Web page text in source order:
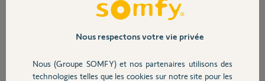
Sécurité
je suis dans la configuration (page 27 de la notice) centrale
transmetteur RTC avec accès internet.
câble internet relié à la box.
Nous respectons votre vie privée
Nous (Groupe SOMFY) et nos partenaires utilisons des
technologies telles que les cookies sur notre site pour les